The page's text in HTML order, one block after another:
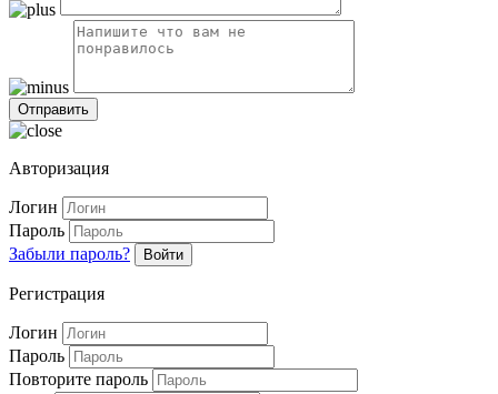
Авторизация
Логин
Пароль
Забыли пароль?
Войти
Регистрация
Логин
Пароль
Повторите пароль